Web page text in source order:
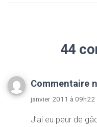
44
Commentaire
janvier 2011 à 09h22
J’ai eu peur de